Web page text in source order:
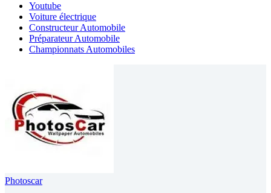
Youtube
Voiture électrique
Constructeur Automobile
Préparateur Automobile
Championnats Automobiles
Photoscar